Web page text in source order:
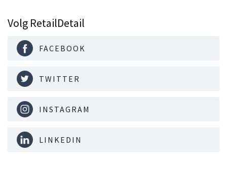
Volg RetailDetail
FACEBOOK
TWITTER
INSTAGRAM
LINKEDIN